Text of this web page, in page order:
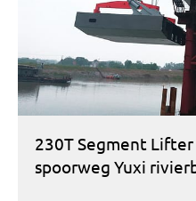
230T Segment
spoorweg Yuxi